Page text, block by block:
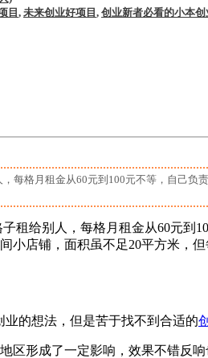
目 , 未来创业好项目 , 创业新者必看的小本创
格月租金从60元到100元不等，自己负
给别人，每格月租金从60元到
店铺，面积虽不足20平方米，
的想法，但是苦于找不到合适的
形成了一定影响，效果不错反